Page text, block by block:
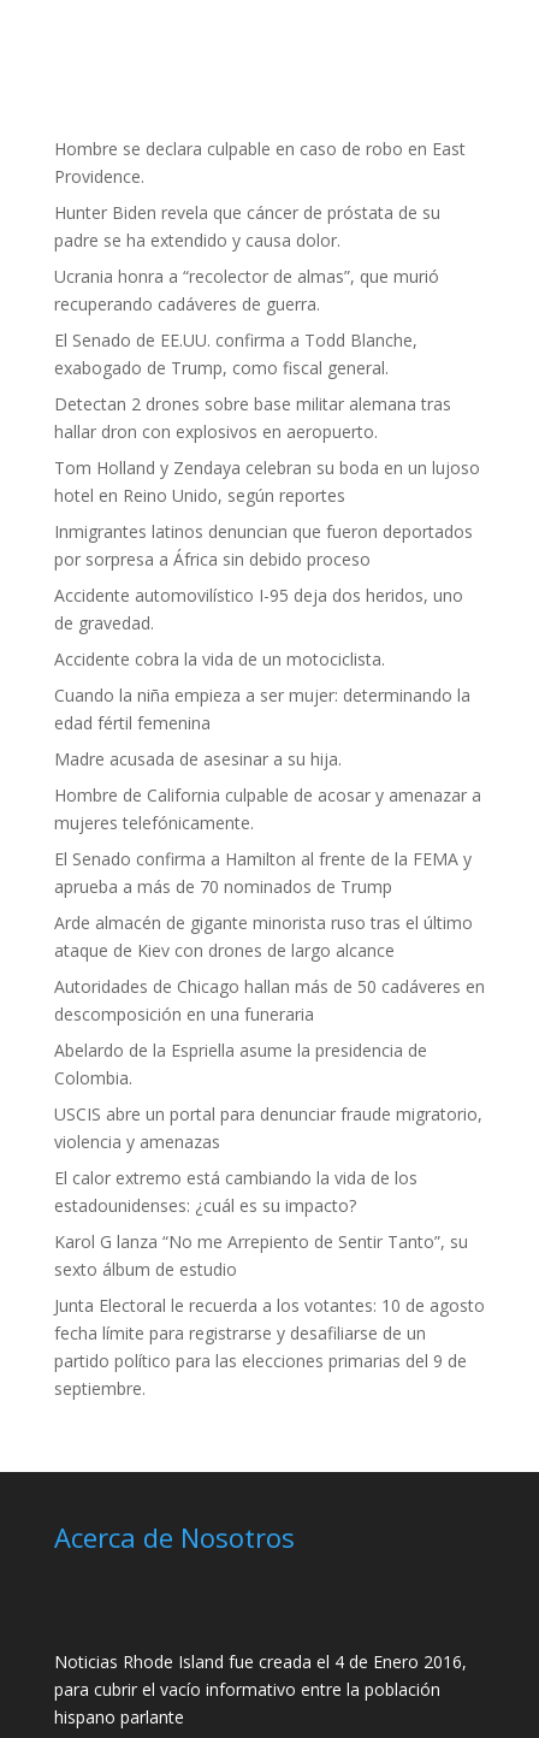
Hombre se declara culpable en caso de robo en East
Providence.
Hunter Biden revela que cáncer de próstata de su
padre se ha extendido y causa dolor.
Ucrania honra a “recolector de almas”, que murió
recuperando cadáveres de guerra.
El Senado de EE.UU. confirma a Todd Blanche,
exabogado de Trump, como fiscal general.
Detectan 2 drones sobre base militar alemana tras
hallar dron con explosivos en aeropuerto.
Tom Holland y Zendaya celebran su boda en un lujoso
hotel en Reino Unido, según reportes
Inmigrantes latinos denuncian que fueron deportados
por sorpresa a África sin debido proceso
Accidente automovilístico I-95 deja dos heridos, uno
de gravedad.
Accidente cobra la vida de un motociclista.
Cuando la niña empieza a ser mujer: determinando la
edad fértil femenina
Madre acusada de asesinar a su hija.
Hombre de California culpable de acosar y amenazar a
mujeres telefónicamente.
El Senado confirma a Hamilton al frente de la FEMA y
aprueba a más de 70 nominados de Trump
Arde almacén de gigante minorista ruso tras el último
ataque de Kiev con drones de largo alcance
Autoridades de Chicago hallan más de 50 cadáveres en
descomposición en una funeraria
Abelardo de la Espriella asume la presidencia de
Colombia.
USCIS abre un portal para denunciar fraude migratorio,
violencia y amenazas
El calor extremo está cambiando la vida de los
estadounidenses: ¿cuál es su impacto?
Karol G lanza “No me Arrepiento de Sentir Tanto”, su
sexto álbum de estudio
Junta Electoral le recuerda a los votantes: 10 de agosto
fecha límite para registrarse y desafiliarse de un
partido político para las elecciones primarias del 9 de
septiembre.
Acerca de Nosotros
Noticias Rhode Island fue creada el 4 de Enero 2016,
para cubrir el vacío informativo entre la población
hispano parlante